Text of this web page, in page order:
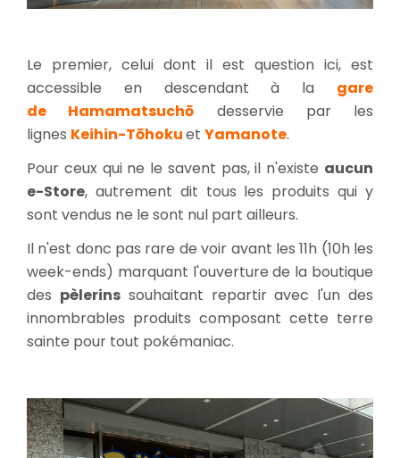
Le premier, celui dont il est question ici, est
accessible en descendant à la gare
de Hamamatsuchō desservie par les
lignes Keihin-Tōhokuet Yamanote.
Pour ceux qui ne le savent pas, il n'existe aucun
e-Store, autrement dit tous les produits qui y
sont vendus ne le sont nul part ailleurs.
Il n'est donc pas rare de voir avant les 11h (10h les
week-ends) marquant l'ouverture de la boutique
des pèlerinssouhaitant repartir avec l'un des
innombrables produits composant cette terre
sainte pour tout pokémaniac.